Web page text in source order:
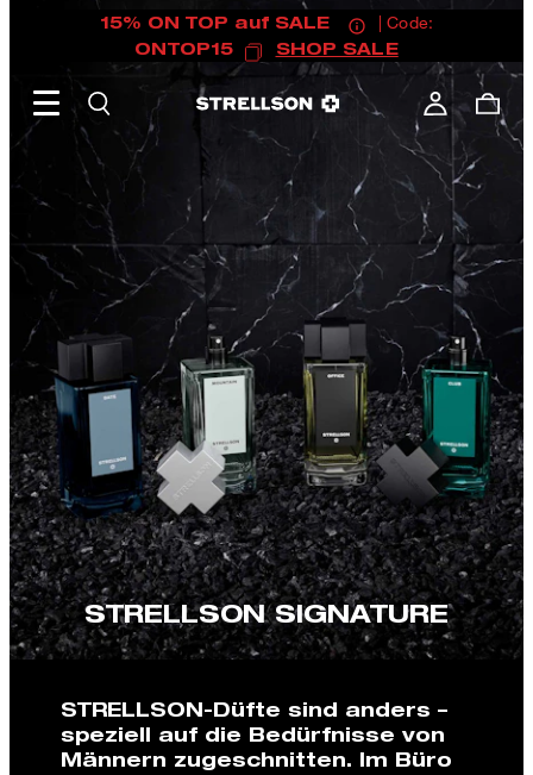
15% ON TOP auf SALE
| Code:
ONTOP15
SHOP SALE
STRELLSON SIGNATURE
STRELLSON-Düfte sind anders –
speziell auf die Bedürfnisse von
Männern zugeschnitten. Im Büro